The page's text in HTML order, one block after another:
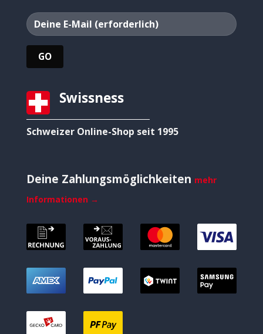
Swissness
Schweizer Online-Shop seit 1995
Deine Zahlungsmöglichkeiten mehr
Informationen →